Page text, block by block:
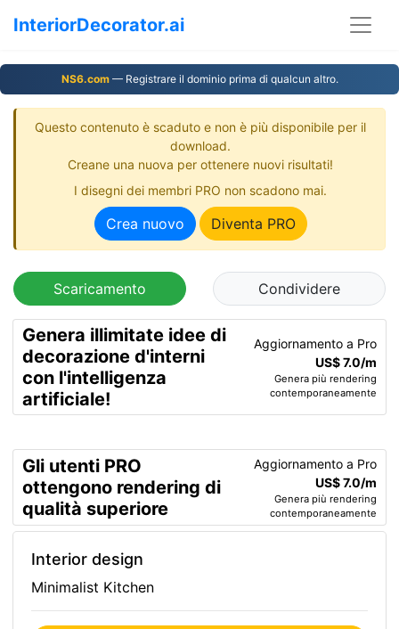
InteriorDecorator.ai
NS6.com— Registrare il dominio prima di qualcun altro.
Questo contenuto è scaduto e non è più disponibile per il
download.
Creane una nuova per ottenere nuovi risultati!
I disegni dei membri PRO non scadono mai.
Crea nuovo Diventa PRO
Scaricamento Condividere
Genera illimitate idee di
decorazione d'interni
con l'intelligenza
artificiale!
Aggiornamento a Pro
US$ 7.0/m
Genera più rendering
contemporaneamente
Gli utenti PRO
ottengono rendering di
qualità superiore
Aggiornamento a Pro
US$ 7.0/m
Genera più rendering
contemporaneamente
Interior design
Minimalist Kitchen